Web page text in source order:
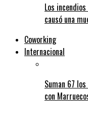
Los
causó una
Coworking
Internacional
Suman 67
con